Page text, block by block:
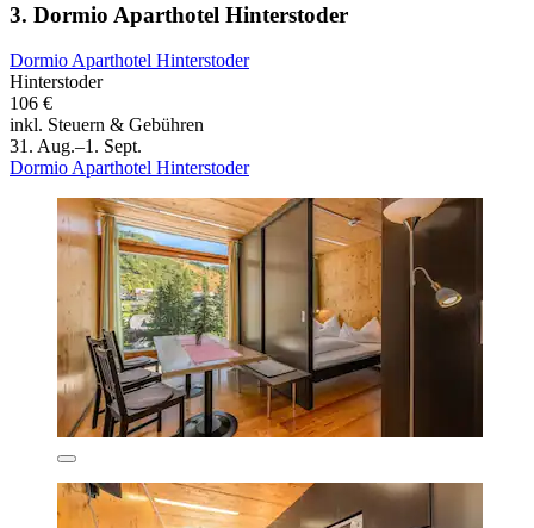
3. Dormio Aparthotel Hinterstoder
Dormio Aparthotel Hinterstoder
Hinterstoder
106 €
inkl. Steuern & Gebühren
31. Aug.–1. Sept.
Dormio Aparthotel Hinterstoder